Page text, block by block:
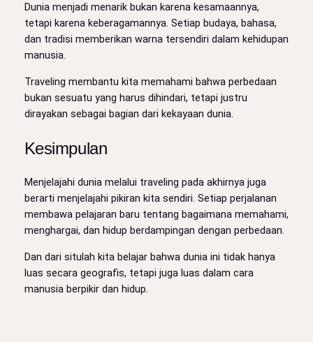
Dunia menjadi menarik bukan karena kesamaannya,
tetapi karena keberagamannya. Setiap budaya, bahasa,
dan tradisi memberikan warna tersendiri dalam kehidupan
manusia.
Traveling membantu kita memahami bahwa perbedaan
bukan sesuatu yang harus dihindari, tetapi justru
dirayakan sebagai bagian dari kekayaan dunia.
Kesimpulan
Menjelajahi dunia melalui traveling pada akhirnya juga
berarti menjelajahi pikiran kita sendiri. Setiap perjalanan
membawa pelajaran baru tentang bagaimana memahami,
menghargai, dan hidup berdampingan dengan perbedaan.
Dan dari situlah kita belajar bahwa dunia ini tidak hanya
luas secara geografis, tetapi juga luas dalam cara
manusia berpikir dan hidup.